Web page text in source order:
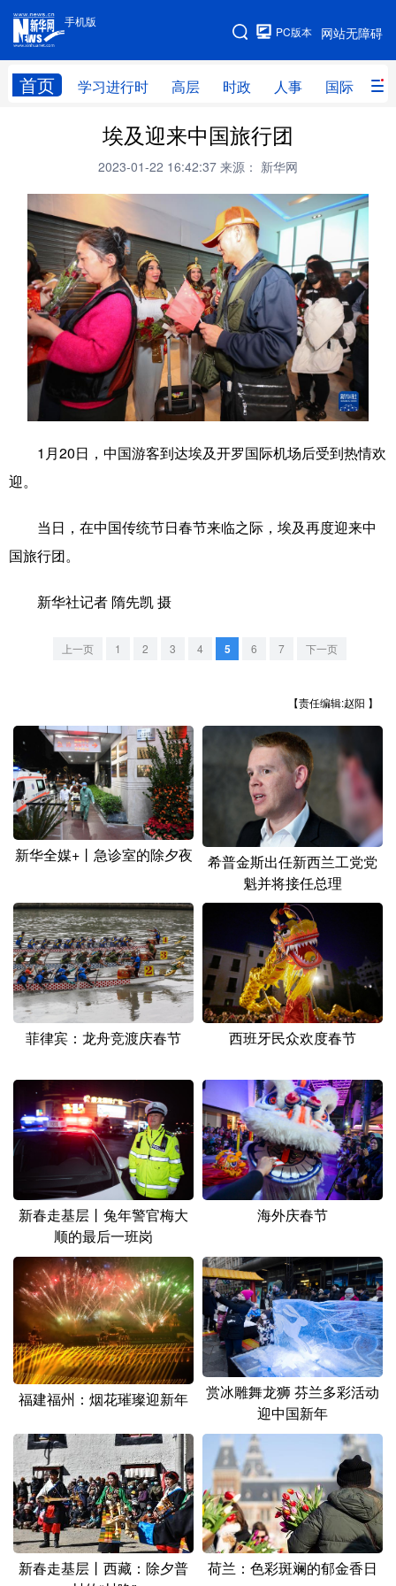
手机版
网站无障碍
PC版本
首页 学习进行时 高层 时政 人事 国际 财
手机版
网站地图
高层 时政
财经 网评
思客智库 全球连线 教育
科技 科创 量子
文化 书画 健康 军事
访谈 视频 图片 政务
法律 中央文件 金融 汽车
人居 信息化 数字经济
地方频道
辽宁 吉林 上海 江苏
浙江 安徽 福建 江西
山东 河南 湖北 湖南
广东 广西 海南 重庆
云南 西藏
陕西 甘肃
新疆 内蒙古 黑龙江
多语种频道
Русский язык 日本語 한국어
Deutsch Português
埃及迎来中国旅行团
2023-01-22 16:42:37 来源： 新华网
1月20日，中国游客到达埃及开罗国际机场后受到热情欢
迎。
当日，在中国传统节日春节来临之际，埃及再度迎来中
国旅行团。
新华社记者 隋先凯 摄
上一页 1 2 3 4 5 6 7 下一页
【责任编辑:赵阳 】
新华全媒+丨急诊室的除夕夜
希普金斯出任新西兰工党党
魁并将接任总理
菲律宾：龙舟竞渡庆春节 西班牙民众欢度春节
新春走基层丨兔年警官梅大
顺的最后一班岗
海外庆春节
福建福州：烟花璀璨迎新年
赏冰雕舞龙狮 芬兰多彩活动
迎中国新年
新春走基层丨西藏：除夕普
荷兰：色彩斑斓的郁金香日